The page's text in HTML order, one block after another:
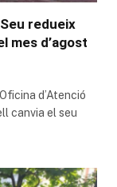
redueix
mes d’agost
d’Atenció
canvia el seu